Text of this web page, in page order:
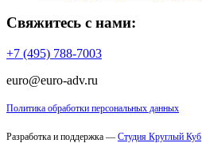
Свяжитесь с нами:
+7 (495) 788-7003
euro@euro-adv.ru
Политика обработки персональных данных
Разработка и поддержка — Студия Круглый Куб